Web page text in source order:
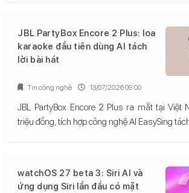
JBL PartyBox Encore 2 Plus: loa
karaoke đầu tiên dùng AI tách
lời bài hát
JBL PartyBox Encore 2 Plus ra mắt tại Việt
triệu đồng, tích hợp công nghệ AI EasySing
Tin công nghệ 13/07/2026 09:00
watchOS 27 beta 3: Siri AI và
ứng dụng Siri lần đầu có mặt